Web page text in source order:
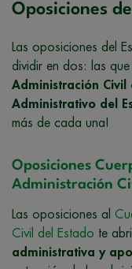
Oposiciones
Las oposiciones del
dividir en dos: las
Administración Civil
Administrativo del
más de cada una!
Oposiciones
Administración
Las oposiciones al
Civil del Estado te
administrativa y